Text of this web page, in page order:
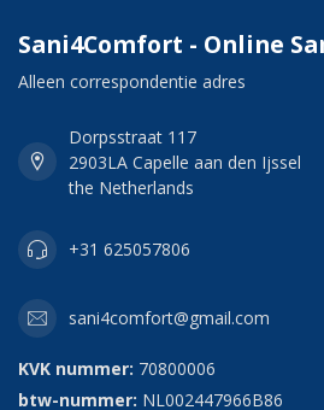
Sani4Comfort - Online
Alleen correspondentie adres
Dorpsstraat 117
2903LA Capelle aan den Ijssel
the Netherlands
+31 625057806
sani4comfort@gmail.com
KVK nummer: 70800006
btw-nummer: NL002447966B86